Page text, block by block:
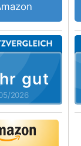
gut
2026